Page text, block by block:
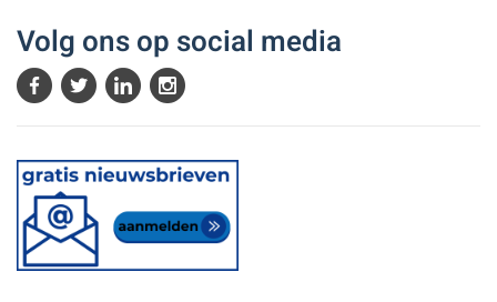
Volg ons op social media